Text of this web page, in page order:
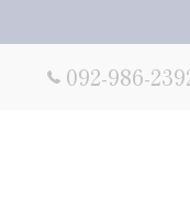
092-986-
Studio